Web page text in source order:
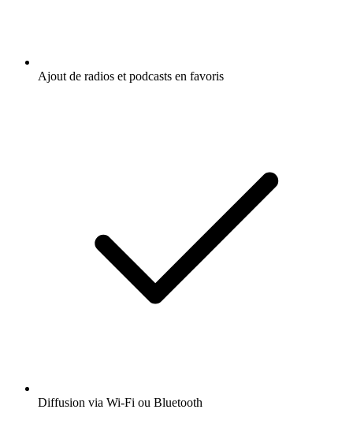
Ajout de radios et podcasts en favoris
Diffusion via Wi-Fi ou Bluetooth